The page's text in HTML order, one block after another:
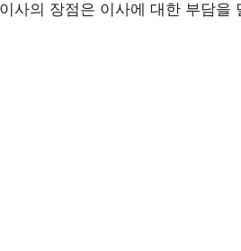
사의 장점은 이사에 대한 부담을